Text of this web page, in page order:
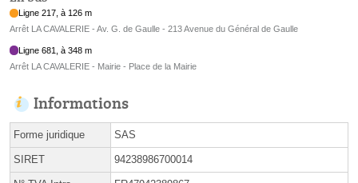
Ligne 217, à 126 m
Arrêt LA CAVALERIE - Av. G. de Gaulle - 213 Avenue du Général de Gaulle
Ligne 681, à 348 m
Arrêt LA CAVALERIE - Mairie - Place de la Mairie
Informations
Forme juridique SAS
SIRET 94238986700014